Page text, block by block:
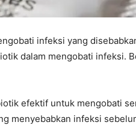
infeksi yang
dalam mengobati infeksi.
efektif untuk mengobati
menyebabkan infeksi